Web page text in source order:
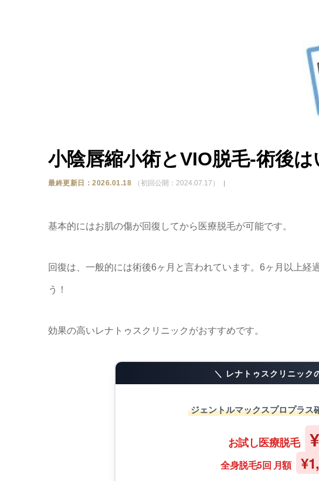
小陰唇縮小術とVIO脱毛-術後
最終更新日：2026.01.18 （初回公開：2024.07.17）
基本的にはお肌の傷が回復してから医療脱毛が可能です。
回復は、一般的には術後6ヶ月と言われています。6ヶ月以上経
う！
効果の高いレナトゥスクリニックがおすすめです。
＼ レナトゥスクリニック
ジェントルマックスプロプラス
お試し医療脱毛
全身脱毛5回 月額